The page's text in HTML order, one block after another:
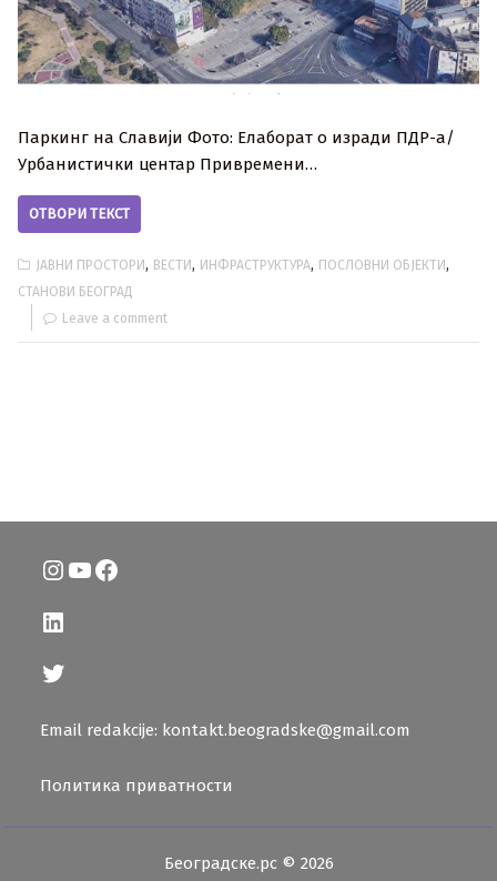
Паркинг на Славији Фото: Елаборат о изради ПДР-а/
Урбанистички центар Привремени…
ОТВОРИ ТЕКСТ
ЈАВНИ ПРОСТОРИ, ВЕСТИ, ИНФРАСТРУКТУРА, ПОСЛОВНИ ОБЈЕКТИ,
СТАНОВИ БЕОГРАД
Leave a comment
Instagram
YouTube
Facebook
LinkedIn
Twitter
Email redakcije: kontakt.beogradske@gmail.com
Политика приватности
Београдске.рс © 2026